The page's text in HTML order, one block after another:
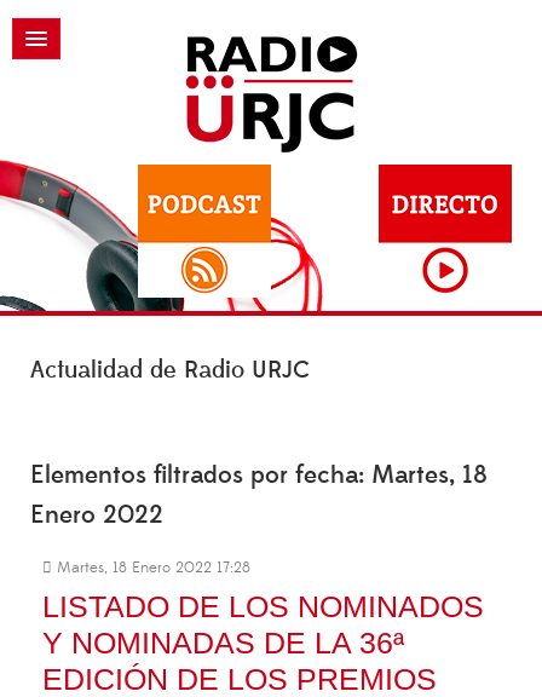
Actualidad de Radio URJC
Elementos filtrados por fecha: Martes, 18
Enero 2022
Martes, 18 Enero 2022 17:28
LISTADO DE LOS NOMINADOS
Y NOMINADAS DE LA 36ª
EDICIÓN DE LOS PREMIOS